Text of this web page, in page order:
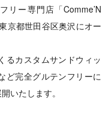
リー専門店「Comme’N
京都世田谷区奥沢にオー
るカスタムサンドウィッ
ど完全グルテンフリーに
いたします。